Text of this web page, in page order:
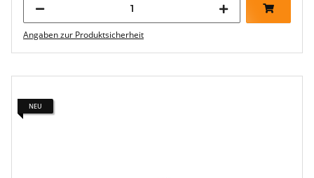
Angaben zur Produktsicherheit
NEU